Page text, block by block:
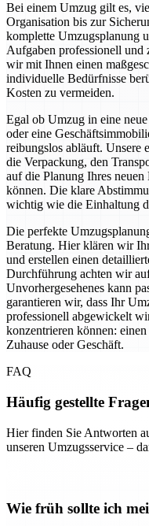
Bei einem Umzug gilt es,
Organisation bis zur
komplette Umzugsplanung
Aufgaben professionell und
wir mit Ihnen einen
individuelle Bedürfnisse
Kosten zu vermeiden.
Egal ob Umzug in eine
oder eine
reibungslos abläuft. Unsere
die Verpackung, den
auf die Planung Ihres
können. Die klare
wichtig wie die Einhaltung
Die perfekte
Beratung. Hier klären wir
und erstellen einen
Durchführung achten wir
Unvorhergesehenes kann
garantieren wir, dass Ihr
professionell abgewickelt
konzentrieren können:
Zuhause oder Geschäft.
FAQ
Häufig gestellte
Hier finden Sie Antworten
unseren Umzugsservice –
Wie früh sollte ich